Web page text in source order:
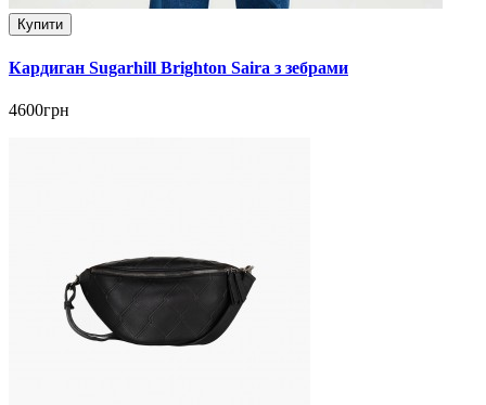
Купити
Кардиган Sugarhill Brighton Saira з зебрами
4600грн